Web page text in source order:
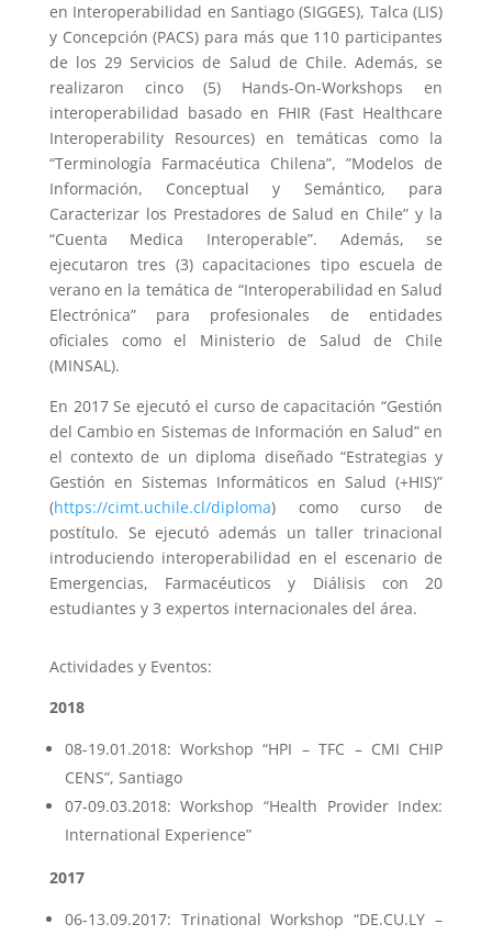
en Interoperabilidad en Santiago (SIGGES), Talca (LIS)
y Concepción (PACS) para más que 110 participantes
de los 29 Servicios de Salud de Chile. Además, se
realizaron cinco (5) Hands-On-Workshops en
interoperabilidad basado en FHIR (Fast Healthcare
Interoperability Resources) en temáticas como la
“Terminología Farmacéutica Chilena”, ”Modelos de
Información, Conceptual y Semántico, para
Caracterizar los Prestadores de Salud en Chile” y la
“Cuenta Medica Interoperable”. Además, se
ejecutaron tres (3) capacitaciones tipo escuela de
verano en la temática de “Interoperabilidad en Salud
Electrónica” para profesionales de entidades
oficiales como el Ministerio de Salud de Chile
(MINSAL).
En 2017 Se ejecutó el curso de capacitación “Gestión
del Cambio en Sistemas de Información en Salud” en
el contexto de un diploma diseñado “Estrategias y
Gestión en Sistemas Informáticos en Salud (+HIS)”
(https://cimt.uchile.cl/diploma) como curso de
postítulo. Se ejecutó además un taller trinacional
introduciendo interoperabilidad en el escenario de
Emergencias, Farmacéuticos y Diálisis con 20
estudiantes y 3 expertos internacionales del área.
Actividades y Eventos:
2018
08-19.01.2018: Workshop “HPI – TFC – CMI CHIP
CENS”, Santiago
07-09.03.2018: Workshop “Health Provider Index:
International Experience”
2017
06-13.09.2017: Trinational Workshop “DE.CU.LY –